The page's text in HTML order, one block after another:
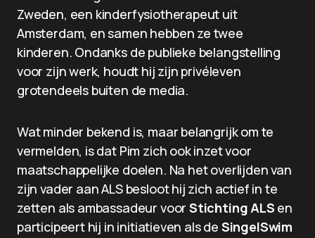
Zweden, een kinderfysiotherapeut uit
Amsterdam, en samen hebben ze twee
kinderen. Ondanks de publieke belangstelling
voor zijn werk, houdt hij zijn privéleven
grotendeels buiten de media.
Wat minder bekend is, maar belangrijk om te
vermelden, is dat Pim zich ook inzet voor
maatschappelijke doelen. Na het overlijden van
zijn vader aan ALS besloot hij zich actief in te
zetten als ambassadeur voor Stichting ALS en
participeert hij in initiatieven als de SingelSwim